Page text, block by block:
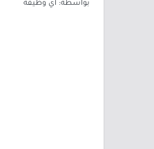
بواسطة: أي وظيفة